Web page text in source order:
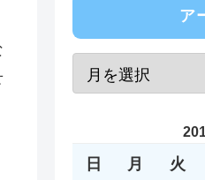
ア
日 月 火